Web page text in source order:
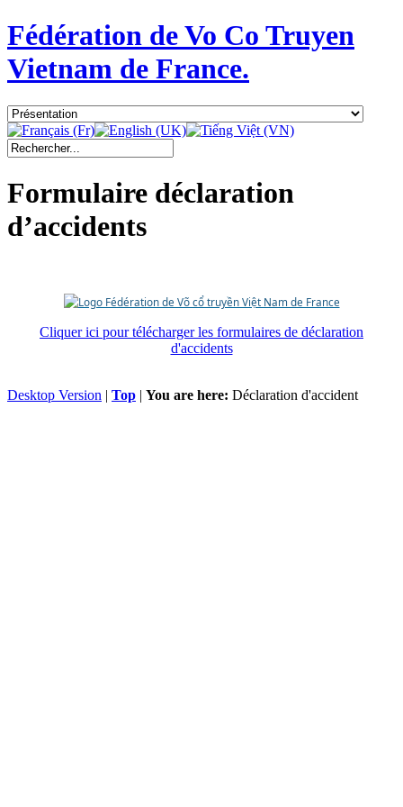
Fédération de Vo Co Truyen
Vietnam de France.
Formulaire déclaration
d’accidents
Cliquer ici pour télécharger les formulaires de déclaration
d'accidents
Desktop Version | Top | You are here: Déclaration d'accident